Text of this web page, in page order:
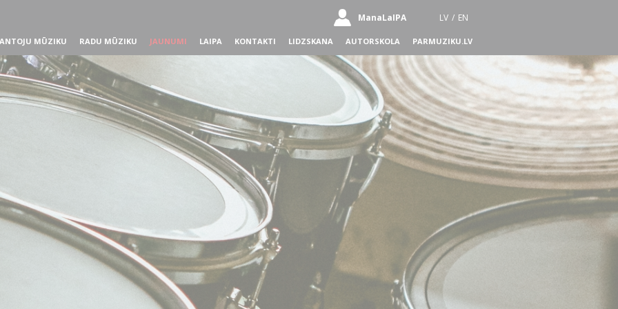
ManaLaIPA LV / EN
MŪZIKU RADU MŪZIKU JAUNUMI LAIPA KONTAKTI LIDZSKANA AUTORSKOLA PARMUZIKU.LV